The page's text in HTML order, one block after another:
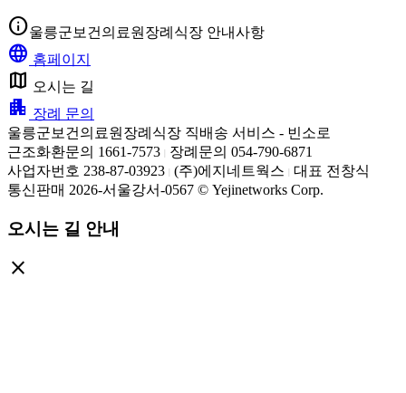
info울릉군보건의료원장례식장 안내사항
language 홈페이지
map 오시는 길
apartment 장례 문의
울릉군보건의료원장례식장 직배송 서비스 - 빈소로
근조화환문의 1661-7573
장례문의 054-790-6871
사업자번호 238-87-03923 (주)에지네트웍스
대표 전창식
통신판매 2026-서울강서-0567 © Yejinetworks Corp.
오시는 길 안내
close